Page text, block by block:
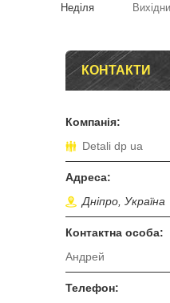
Неділя
КОНТАКТИ
Detali dp ua
Дніпро, Україна
Андрей